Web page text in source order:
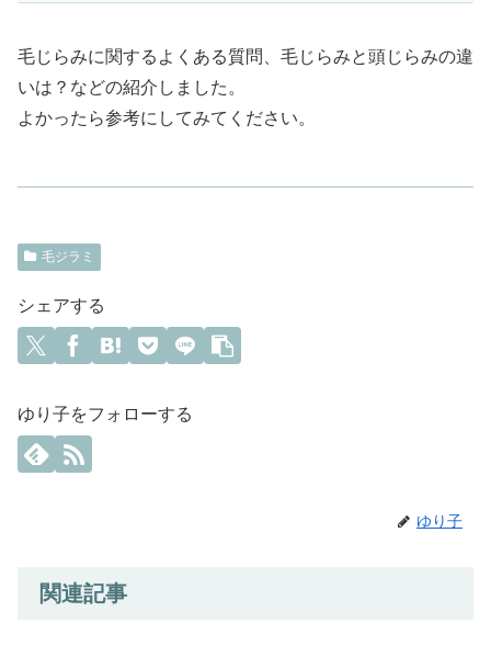
毛じらみに関するよくある質問、毛じらみと頭じらみの違
いは？などの紹介しました。
よかったら参考にしてみてください。
毛ジラミ
シェアする
ゆり子をフォローする
ゆり子
関連記事